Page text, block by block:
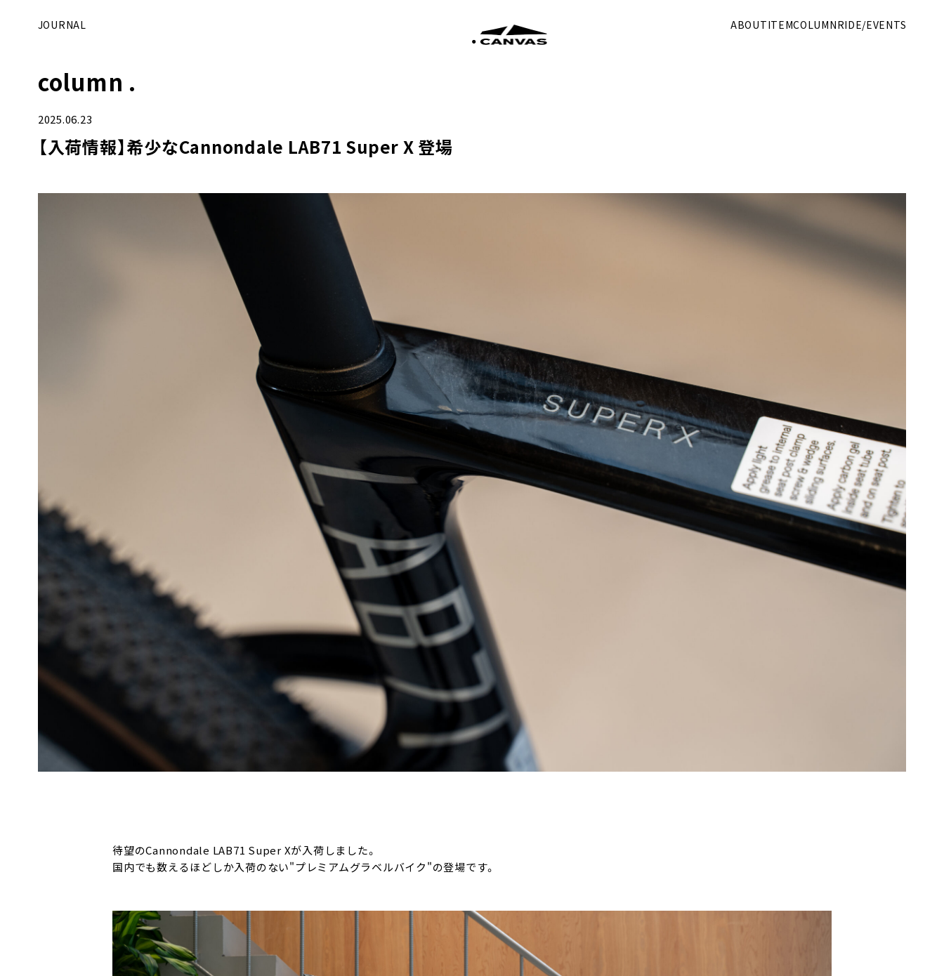
JOURNAL ABOUTITEMCOLUMNRIDE/EVENTS
column .
2025.06.23
【入荷情報】希少なCannondale LAB71 Super X 登場
待望のCannondale LAB71 Super Xが入荷しました。
国内でも数えるほどしか入荷のない"プレミアムグラベルバイク"の登場です。